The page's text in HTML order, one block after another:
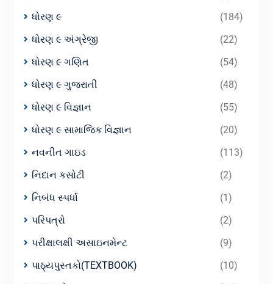
ધોરણ ૯
(184)
ધોરણ ૯ અંગ્રેજી
(22)
ધોરણ ૯ ગણિત
(54)
ધોરણ ૯ ગુજરાતી
(48)
ધોરણ ૯ વિજ્ઞાન
(55)
ધોરણ ૯ સામાજિક વિજ્ઞાન
(20)
નવનીત ગાઇડ
(113)
નિદાન કસોટી
(2)
નિબંધ સ્પર્ધા
(1)
પરિપત્રો
(2)
પરીક્ષાલક્ષી અસાઇનમેન્ટ
(9)
પાઠ્યપુસ્તકો(TEXTBOOK)
(10)